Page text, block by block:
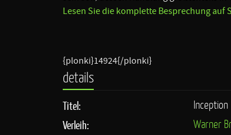
Lesen Sie die komplette Besprechung auf
{plonki}14924{/plonki}
details
Titel:
Inception
Verleih:
Warner